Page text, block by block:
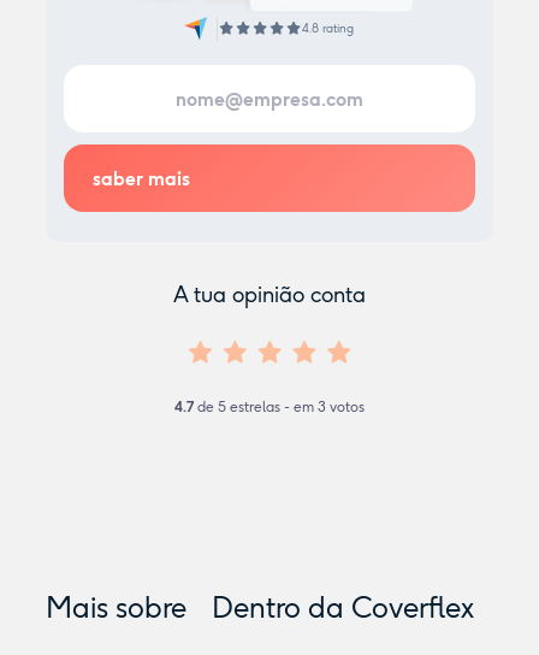
4.8 rating
A tua opinião conta
4.7de 5estrelas - em 3 votos
Mais sobre Dentro da Coverflex